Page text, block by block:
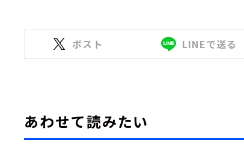
ポスト LINEで送る
あわせて読みたい